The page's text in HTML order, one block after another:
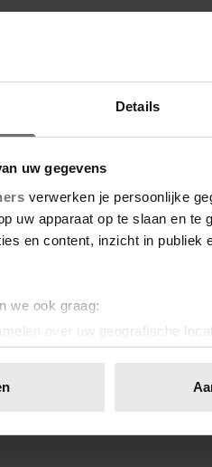
Details
uw gegevens
verwerken je persoonlijke
uw apparaat op te slaan en
en content, inzicht in
we ook graag:
over uw geografische
door het actief te
wijzigen of intrekken in de
content en advertenties te